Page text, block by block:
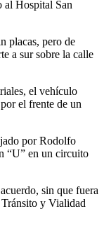
al Hospital San
placas, pero de
a sur sobre la calle
el vehículo
el frente de un
por Rodolfo
“U” en un circuito
sin que fuera
Tránsito y Vialidad